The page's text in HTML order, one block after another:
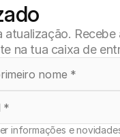
atualização.
na tua caixa de
informações e